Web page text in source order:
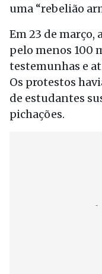
uma “rebelião
Em 23 de março,
pelo menos 100
testemunhas e
Os protestos
de estudantes
pichações.